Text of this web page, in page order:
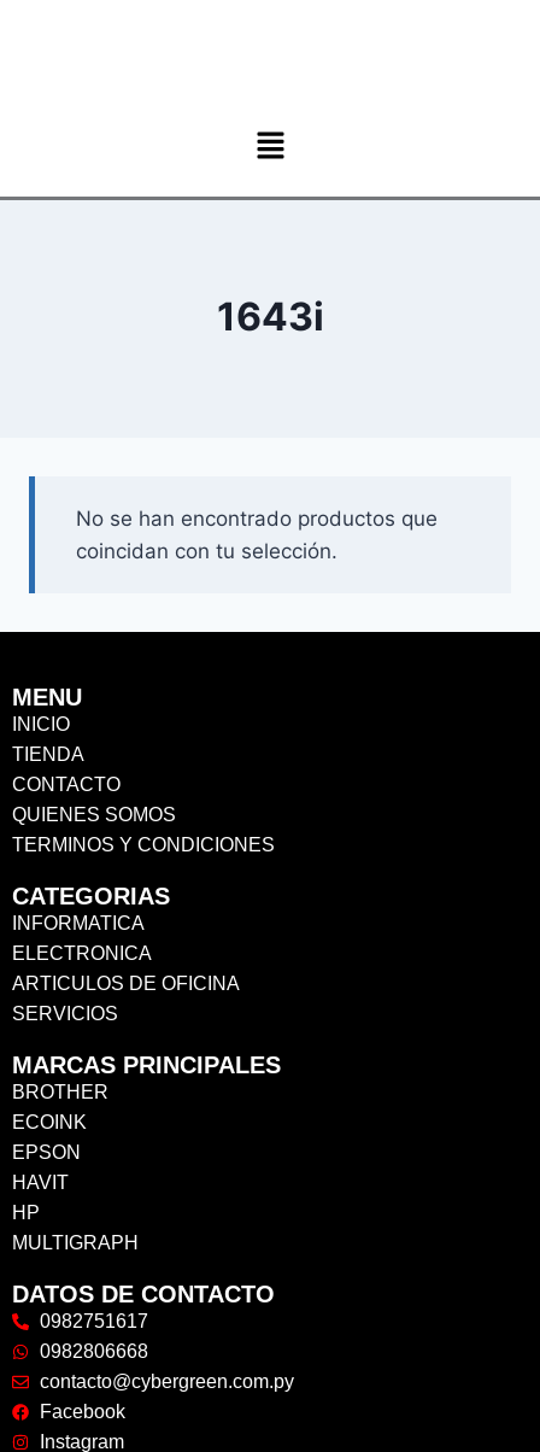
1643i
No se han encontrado productos que
coincidan con tu selección.
MENU
INICIO
TIENDA
CONTACTO
QUIENES SOMOS
TERMINOS Y CONDICIONES
CATEGORIAS
INFORMATICA
ELECTRONICA
ARTICULOS DE OFICINA
SERVICIOS
MARCAS PRINCIPALES
BROTHER
ECOINK
EPSON
HAVIT
HP
MULTIGRAPH
DATOS DE CONTACTO
0982751617
0982806668
contacto@cybergreen.com.py
Facebook
Instagram